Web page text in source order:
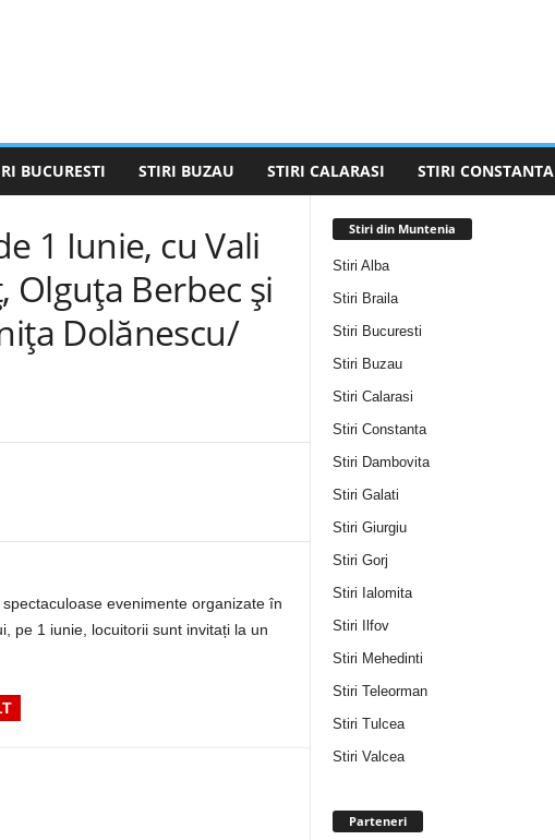
BUCURESTI STIRI BUZAU STIRI CALARASI STIRI CONSTANTA
1 Iunie, cu Vali
Olguța Berbec și
Dolănescu/
evenimente organizate în
pe 1 iunie, locuitorii sunt invitați la un
Stiri din Muntenia
Stiri Alba
Stiri Braila
Stiri Bucuresti
Stiri Buzau
Stiri Calarasi
Stiri Constanta
Stiri Dambovita
Stiri Galati
Stiri Giurgiu
Stiri Gorj
Stiri Ialomita
Stiri Ilfov
Stiri Mehedinti
Stiri Teleorman
Stiri Tulcea
Stiri Valcea
Parteneri